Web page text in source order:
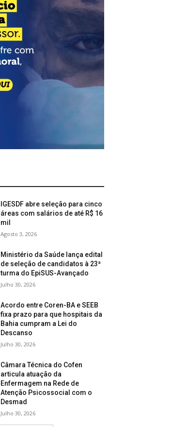
IGESDF abre seleção para cinco
áreas com salários de até R$ 16
mil
Agosto 3, 2026
Ministério da Saúde lança edital
de seleção de candidatos à 23ª
turma do EpiSUS-Avançado
Julho 30, 2026
Acordo entre Coren-BA e SEEB
fixa prazo para que hospitais da
Bahia cumpram a Lei do
Descanso
Julho 30, 2026
Câmara Técnica do Cofen
articula atuação da
Enfermagem na Rede de
Atenção Psicossocial com o
Desmad
Julho 30, 2026